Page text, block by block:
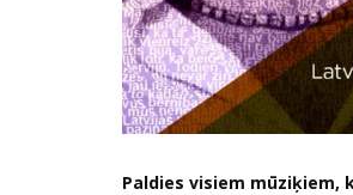
Paldies visiem